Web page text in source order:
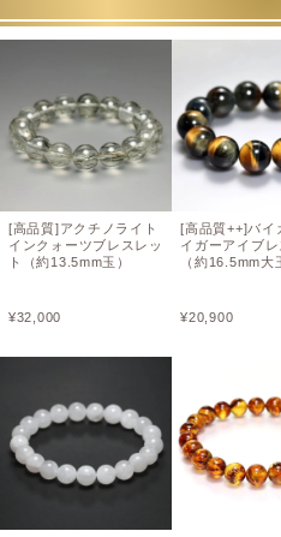
[高品質]アクチノライト
インクォーツブレスレッ
ト（約13.5mm玉）
¥32,000
[高品質++]バイ
イガーアイブレ
（約16.5mm大
¥20,900